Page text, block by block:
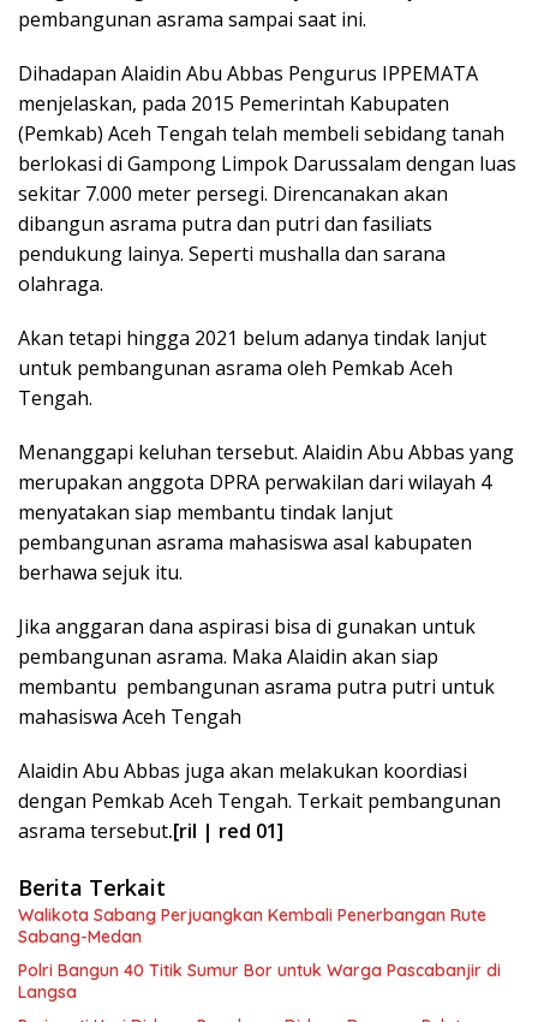
pembangunan asrama sampai saat ini.
Dihadapan Alaidin Abu Abbas Pengurus IPPEMATA
menjelaskan, pada 2015 Pemerintah Kabupaten
(Pemkab) Aceh Tengah telah membeli sebidang tanah
berlokasi di Gampong Limpok Darussalam dengan luas
sekitar 7.000 meter persegi. Direncanakan akan
dibangun asrama putra dan putri dan fasiliats
pendukung lainya. Seperti mushalla dan sarana
olahraga.
Akan tetapi hingga 2021 belum adanya tindak lanjut
untuk pembangunan asrama oleh Pemkab Aceh
Tengah.
Menanggapi keluhan tersebut. Alaidin Abu Abbas yang
merupakan anggota DPRA perwakilan dari wilayah 4
menyatakan siap membantu tindak lanjut
pembangunan asrama mahasiswa asal kabupaten
berhawa sejuk itu.
Jika anggaran dana aspirasi bisa di gunakan untuk
pembangunan asrama. Maka Alaidin akan siap
membantu pembangunan asrama putra putri untuk
mahasiswa Aceh Tengah
Alaidin Abu Abbas juga akan melakukan koordiasi
dengan Pemkab Aceh Tengah. Terkait pembangunan
asrama tersebut.[ril | red 01]
Berita Terkait
Walikota Sabang Perjuangkan Kembali Penerbangan Rute
Sabang-Medan
Polri Bangun 40 Titik Sumur Bor untuk Warga Pascabanjir di
Langsa